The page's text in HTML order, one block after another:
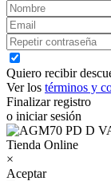
Quiero recibir
Ver los términos y
Finalizar registro
o iniciar sesión
×
Aceptar